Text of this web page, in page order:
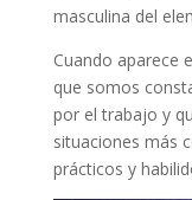
masculina del
Cuando aparece
que somos
por el trabajo y
situaciones más
prácticos y